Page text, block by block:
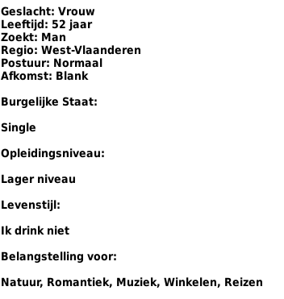
Geslacht: Vrouw
Leeftijd: 52 jaar
Zoekt: Man
Regio: West-Vlaanderen
Postuur: Normaal
Afkomst: Blank
Burgelijke Staat:
Single
Opleidingsniveau:
Lager niveau
Levenstijl:
Ik drink niet
Belangstelling voor:
Natuur, Romantiek, Muziek, Winkelen, Reizen